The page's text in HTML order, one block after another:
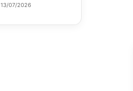
13/07/2026